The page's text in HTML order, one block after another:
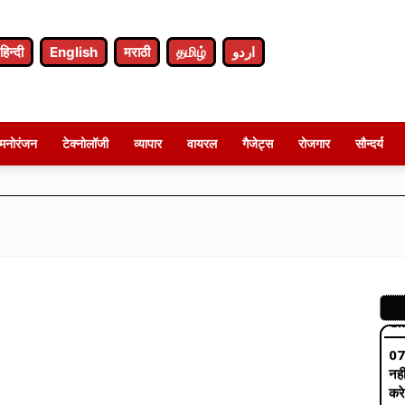
हिन्दी English मराठी தமிழ் اردو
मनोरंजन टेक्नोलॉजी व्यापार वायरल गैजेट्स रोजगार सौन्दर्य